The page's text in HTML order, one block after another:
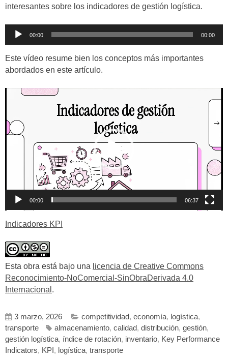
interesantes sobre los indicadores de gestión logística.
Reproductor
audio
00:00 00:00
Este vídeo resume bien los conceptos más importantes
abordados en este artículo.
Reproductor
00:00 06:37
Indicadores KPI
Esta obra está bajo una licencia de Creative Commons
Reconocimiento-NoComercial-SinObraDerivada 4.0
Internacional .
3 marzo, 2026 competitividad, economía, logística,
transporte
almacenamiento, calidad, distribución, gestión,
gestión logística, índice de rotación, inventario, Key Performance
Indicators, KPI , logística, transporte